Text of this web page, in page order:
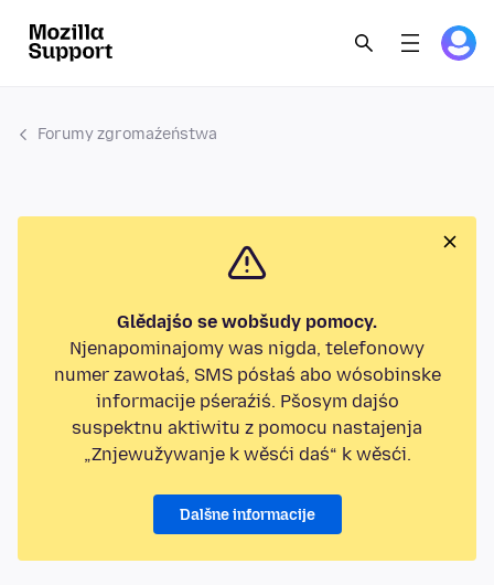
Forumy zgromaźeństwa
Glědajśo se wobšudy pomocy.
Njenapominajomy was nigda, telefonowy
numer zawołaś, SMS pósłaś abo wósobinske
informacije pśeraźiś. Pšosym dajśo
suspektnu aktiwitu z pomocu nastajenja
„Znjewužywanje k wěsći daś“ k wěsći.
Dalšne informacije